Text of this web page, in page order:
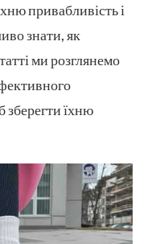
привабливість і
знати, як
ми розглянемо
зберегти їхню